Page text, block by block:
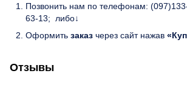
Позвонить нам по телефонам:
63-13; либо↓
Оформить заказ через сайт нажав
Отзывы